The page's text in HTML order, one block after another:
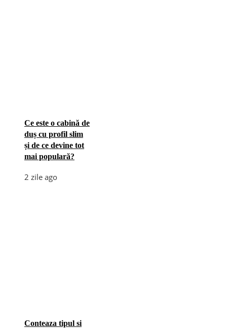
Ce este o cabină de
duș cu profil slim
și de ce devine tot
mai populară?
2 zile ago
Conteaza tipul si